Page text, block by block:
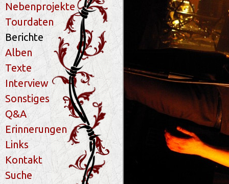
Nebenprojekte
Tourdaten
Berichte
Alben
Texte
Interview
Sonstiges
Q&A
Erinnerungen
Links
Kontakt
Suche